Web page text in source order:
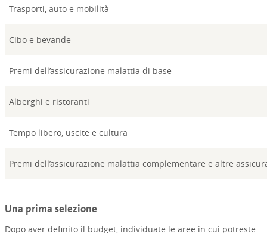
Trasporti, auto e mobilità
Cibo e bevande
Premi dell’assicurazione malattia di base
Alberghi e ristoranti
Tempo libero, uscite e cultura
Premi dell’assicurazione malattia complementare e altre
Una prima selezione
Dopo aver definito il budget, individuate le aree in cui potreste